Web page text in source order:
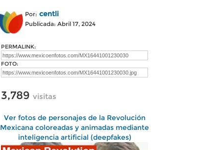
Por: centli
Publicada: Abril 17, 2024
PERMALINK:
FOTO:
3,789 visitas
Ver fotos de personajes de la Revolución
Mexicana coloreadas y animadas mediante
inteligencia artificial (deepfakes)